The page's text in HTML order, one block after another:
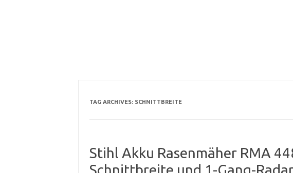
TAG ARCHIVES: SCHNITTBREITE
Stihl Akku Rasenmäher RMA
Schnittbreite und 1-Gang-